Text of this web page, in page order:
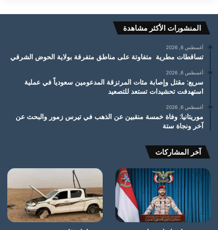
المنشورات الأكثر مشاهدة
أغسطس 6, 2026
تساقطات مطرية متفاوتة على مناطق متفرقة بولاية الحوض الشرقي
أغسطس 6, 2026
سريع: مقتل وإصابة مئات المرتزقة المدعومين سعودياً في عملية
استهدفت تحشيدات تستعد للتصعيد
أغسطس 6, 2026
موريتانيا: وفاة خمسة منقبين عن الذهب في تيرس زمور والبحث عن
آخر ونجاة ستة
آخر المشاركات